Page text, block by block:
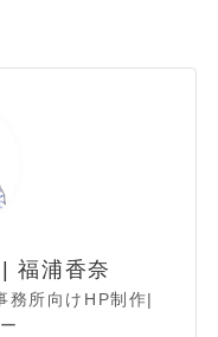
浦香奈
務所向けHP制作|